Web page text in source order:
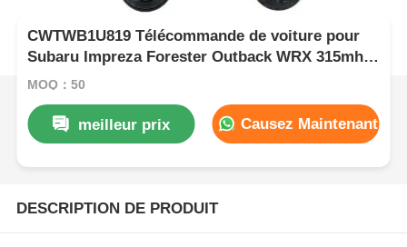
CWTWB1U819 Télécommande de voiture pour
Subaru Impreza Forester Outback WRX 315mhz
Clé de voiture intelligente
MOQ：50
meilleur prix Causez Maintenant
DESCRIPTION DE PRODUIT